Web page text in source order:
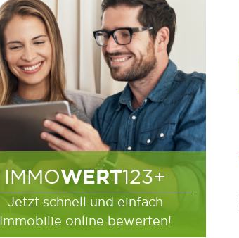
IMMOWERT123+
Jetzt schnell und einfach
Immobilie online bewerten!